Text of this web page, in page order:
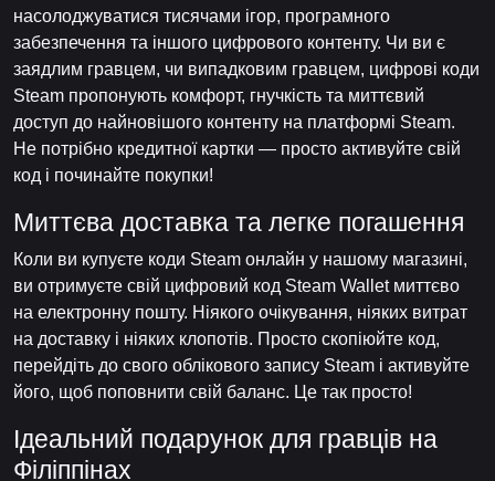
насолоджуватися тисячами ігор, програмного
забезпечення та іншого цифрового контенту. Чи ви є
заядлим гравцем, чи випадковим гравцем, цифрові коди
Steam пропонують комфорт, гнучкість та миттєвий
доступ до найновішого контенту на платформі Steam.
Не потрібно кредитної картки — просто активуйте свій
код і починайте покупки!
Миттєва доставка та легке погашення
Коли ви купуєте коди Steam онлайн у нашому магазині,
ви отримуєте свій цифровий код Steam Wallet миттєво
на електронну пошту. Ніякого очікування, ніяких витрат
на доставку і ніяких клопотів. Просто скопіюйте код,
перейдіть до свого облікового запису Steam і активуйте
його, щоб поповнити свій баланс. Це так просто!
Ідеальний подарунок для гравців на
Філіппінах